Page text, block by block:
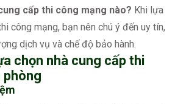
cấp thi công mạng nào? Khi lựa
công mạng, bạn nên chú ý đến uy tín,
dịch vụ và chế độ bảo hành.
chọn nhà cung cấp thi
phòng